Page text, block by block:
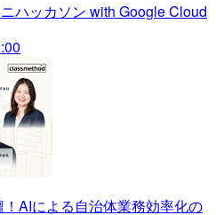
ハッカソン with Google Cloud
！AIによる自治体業務効率化の